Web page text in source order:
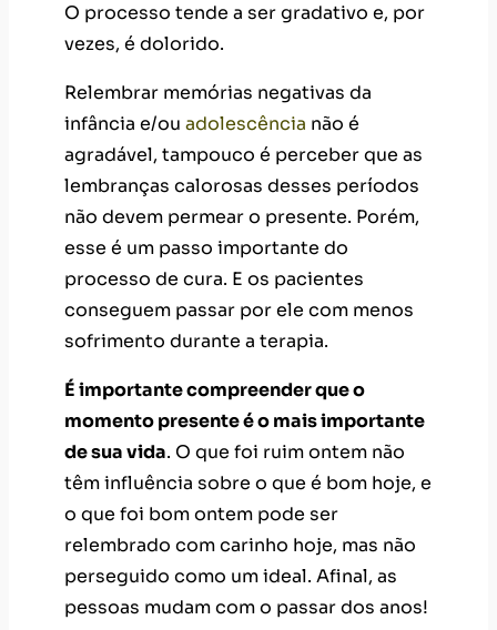
O processo tende a ser gradativo e, por
vezes, é dolorido.
Relembrar memórias negativas da
infância e/ou adolescência não é
agradável, tampouco é perceber que as
lembranças calorosas desses períodos
não devem permear o presente. Porém,
esse é um passo importante do
processo de cura. E os pacientes
conseguem passar por ele com menos
sofrimento durante a terapia.
É importante compreender que o
momento presente é o mais importante
de sua vida. O que foi ruim ontem não
têm influência sobre o que é bom hoje, e
o que foi bom ontem pode ser
relembrado com carinho hoje, mas não
perseguido como um ideal. Afinal, as
pessoas mudam com o passar dos anos!